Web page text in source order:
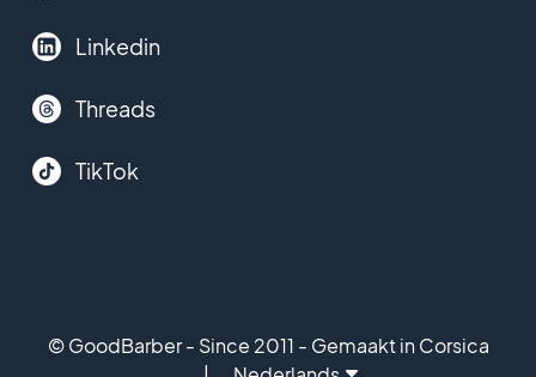
Linkedin
Threads
TikTok
© GoodBarber - Since 2011 - Gemaakt in Corsica